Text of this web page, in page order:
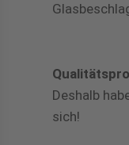
Deshalb
sich!